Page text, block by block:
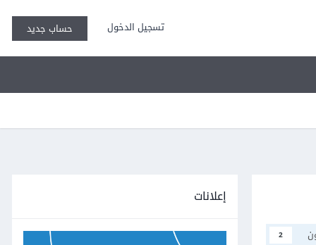
تسجيل الدخول حساب جديد
2
إعلانات